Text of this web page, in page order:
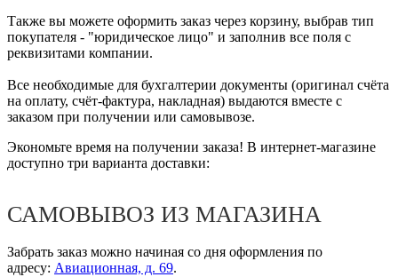
Также вы можете оформить заказ через корзину, выбрав тип
покупателя - "юридическое лицо" и заполнив все поля с
реквизитами компании.
Все необходимые для бухгалтерии документы (оригинал счёта
на оплату, счёт-фактура, накладная) выдаются вместе с
заказом при получении или самовывозе.
Экономьте время на получении заказа! В интернет-магазине
доступно три варианта доставки:
САМОВЫВОЗ ИЗ МАГАЗИНА
Забрать заказ можно начиная со дня оформления по
адресу: Авиационная, д. 69.